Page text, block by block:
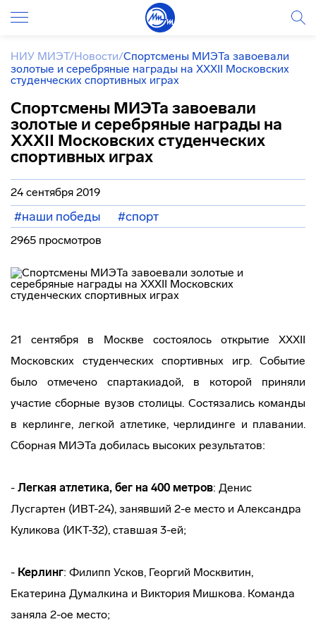
НИУ МИЭТ/Новости/Спортсмены МИЭТа завоевали
золотые и серебряные награды на XXXII Московских
студенческих спортивных играх
Спортсмены МИЭТа завоевали
золотые и серебряные награды на
XXXII Московских студенческих
спортивных играх
24 сентября 2019
#наши победы #спорт
2965 просмотров
21 сентября в Москве состоялось открытие ХХХII
Московских студенческих спортивных игр. Событие
было отмечено спартакиадой, в которой приняли
участие сборные вузов столицы. Состязались команды
в керлинге, легкой атлетике, черлидинге и плавании.
Сборная МИЭТа добилась высоких результатов:
- Легкая атлетика, бег на 400 метров: Денис
Лусгартен (ИВТ-24), занявший 2-е место и Александра
Куликова (ИКТ-32), ставшая 3-ей;
- Керлинг: Филипп Усков, Георгий Москвитин,
Екатерина Думалкина и Виктория Мишкова. Команда
заняла 2-ое место;